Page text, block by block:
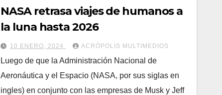
NASA retrasa viajes de humanos a
la luna hasta 2026
10 ENERO, 2024 ACRÓPOLIS MULTIMEDIOS
Luego de que la Administración Nacional de
Aeronáutica y el Espacio (NASA, por sus siglas en
ingles) en conjunto con las empresas de Musk y Jeff